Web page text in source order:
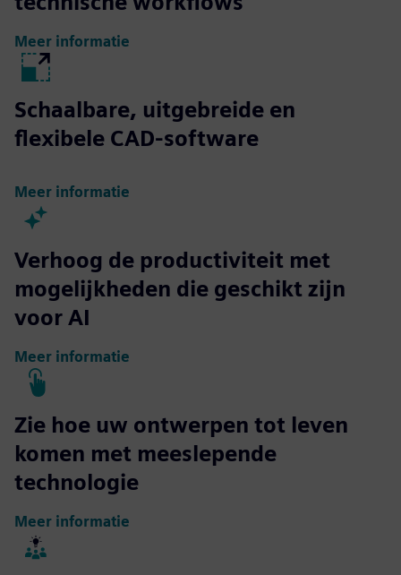
Meer informatie
Schaalbare, uitgebreide en
flexibele CAD-software
Meer informatie
Verhoog de productiviteit met
mogelijkheden die geschikt zijn
voor AI
Meer informatie
Zie hoe uw ontwerpen tot leven
komen met meeslepende
technologie
Meer informatie